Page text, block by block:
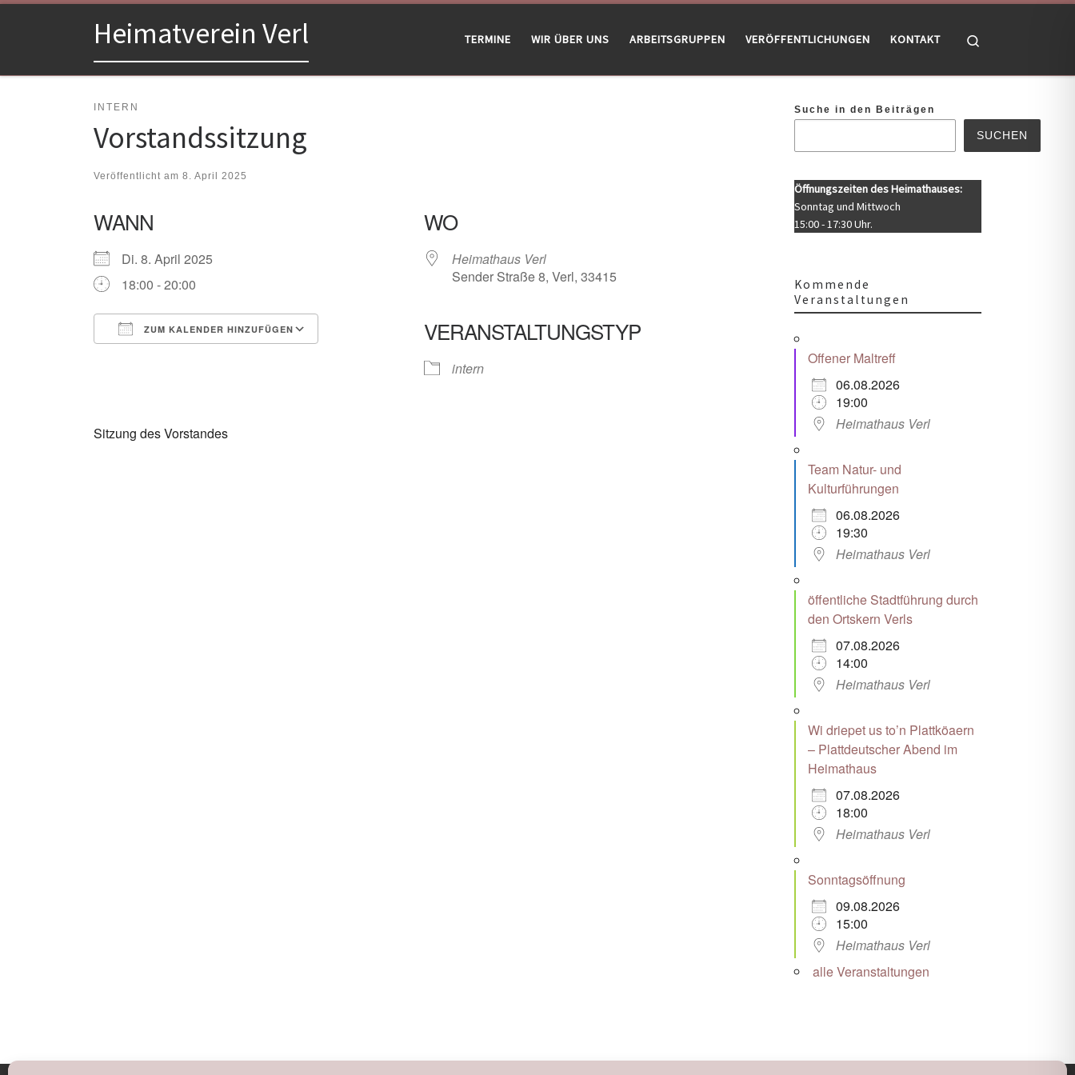
Zum Inhalt springenHeimatverein Verl TERMINE WIR ÜBER UNS ARBEITSGRUPPEN VERÖFFENTLICHUNGEN KONTAKT
INTERN
Vorstandssitzung
Veröffentlicht am 8. April 2025
WANN
Di. 8. April 2025
18:00 - 20:00
ZUM KALENDER HINZUFÜGEN
Google Kalender Office 365
WO
Heimathaus Verl
Sender Straße 8, Verl, 33415
VERANSTALTUNGSTYP
intern
Sitzung des Vorstandes
Suche in den Beiträgen
SUCHEN
Öffnungszeiten des Heimathauses:
Sonntag und Mittwoch
15:00 - 17:30 Uhr.
Kommende
Veranstaltungen
Offener Maltreff
06.08.2026
19:00
Heimathaus Verl
Team Natur- und
Kulturführungen
06.08.2026
19:30
Heimathaus Verl
öffentliche Stadtführung durch
den Ortskern Verls
07.08.2026
14:00
Heimathaus Verl
Wi driepet us to’n Plattköaern
– Plattdeutscher Abend im
Heimathaus
07.08.2026
18:00
Heimathaus Verl
Sonntagsöffnung
09.08.2026
15:00
Heimathaus Verl
alle Veranstaltungen